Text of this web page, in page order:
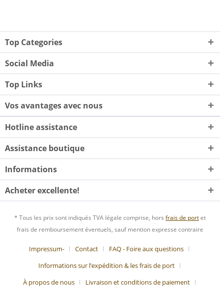
Top Categories
Social Media
Top Links
Vos avantages avec nous
Hotline assistance
Assistance boutique
Informations
Acheter excellente!
* Tous les prix sont indiqués TVA légale comprise, hors frais de portet
frais de remboursement éventuels, sauf mention expresse contraire
Impressum- Contact
FAQ - Foire aux questions
Informations sur l’expédition & les frais de port
À propos de nous
Livraison et conditions de paiement